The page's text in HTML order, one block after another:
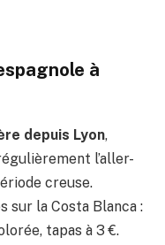
à
depuis Lyon,
l’aller-
creuse.
sur la Costa Blanca :
tapas à 3 €.